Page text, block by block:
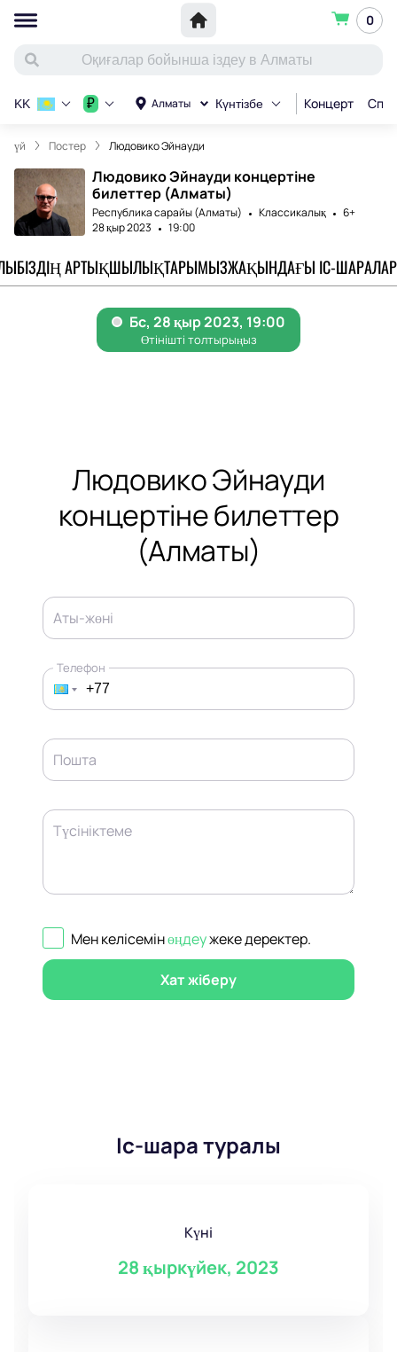
0
Алматы Күнтізбе Концерт
KK ₽
үй Постер Людовико Эйнауди
Людовико Эйнауди концертіне
билеттер (Алматы)
Республика сарайы (Алматы) Классикалық
6+
28 қыр 2023
19:00
БІЗДІҢ АРТЫҚШЫЛЫҚТАРЫМЫЗЖАҚЫНДАҒЫ ІС-ШАРАЛАР
Людовико Эйнауди
концертіне билеттер
(Алматы)
Аты-жөні
Телефон
Пошта
Түсініктеме
Мен келісемінөңдеужеке деректер.
Хат жіберу
Іс-шара туралы
Күні
28 қыркүйек, 2023